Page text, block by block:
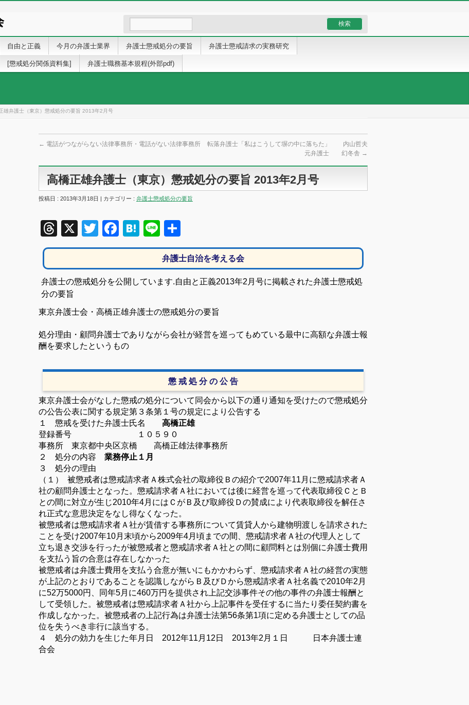
自由と正義 今月の弁護士業界 弁護士懲戒処分の要旨 弁護士懲戒請求の実務研究
[懲戒処分関係資料集] 弁護士職務基本規程(外部pdf)
雄弁護士（東京）懲戒処分の要旨 2013年2月号
← 電話がつながらない法律事務所・電話がない法律事務所
転落弁護士「私はこうして塀の中に落ちた」 内山哲夫
元弁護士 幻冬舎 →
高橋正雄弁護士（東京）懲戒処分の要旨 2013年2月号
投稿日 : 2013年3月18日 | カテゴリー : 弁護士懲戒処分の要旨
Threads
X TwitterFacebook
Hatena
Line
有
弁護士自治を考える会
弁護士の懲戒処分を公開しています.自由と正義2013年2 月号に掲載された弁護士懲戒処
分の要旨
東京弁護士会・高橋正雄弁護士の懲戒処分の要旨
処分理由・顧問弁護士でありながら会社が経営を巡ってもめている最中に高額な弁護士報
酬を要求したというもの
懲 戒 処 分 の 公 告
東京弁護士会がなした懲戒の処分について同会から以下の通り通知を受けたので懲戒処分
の公告公表に関する規定第３条第１号の規定により公告する
１ 懲戒を受けた弁護士氏名
高橋正雄
登録番号 １０５９０
事務所 東京都中央区京橋 高橋正雄法律事務所
２ 処分の内容 業務停止１月
３ 処分の理由
（１）
被懲戒者は懲戒請求者Ａ株式会社の取締役Ｂの紹介で2007年11 月に懲戒請求者Ａ
社の顧問弁護士となった。懲戒請求者Ａ社においては後に経営を巡って代表取締役ＣとＢ
との間に対立が生じ2010年4月にはＣがＢ及び取締役Ｄの賛成により代表取締役を解任さ
れ正式な意思決定をなし得なくなった。
被懲戒者は懲戒請求者Ａ社が賃借する事務所について賃貸人から建物明渡しを請求された
ことを受け2007年10月末頃から2009年4月頃までの間、懲戒請求者Ａ社の代理人として
立ち退き交渉を行ったが被懲戒者と懲戒請求者Ａ社との間に顧問料とは別個に弁護士費用
を支払う旨の合意は存在しなかった
被懲戒者は弁護士費用を支払う合意が無いにもかかわらず、懲戒請求者Ａ社の経営の実態
が上記のとおりであることを認識しながらＢ及びＤから懲戒請求者Ａ社名義で2010年2 月
に52万5000円、同年5月に460万円を提供され上記交渉事件その他の事件の弁護士報酬と
して受領した。被懲戒者は懲戒請求者Ａ社から上記事件を受任するに当たり委任契約書を
作成しなかった。被懲戒者の上記行為は弁護士法第56条第1項に定める弁護士としての品
位を失うべき非行に該当する。
４ 処分の効力を生じた年月日
2012年11 月 12 日 2013年2 月１日 日本弁護士連
合会